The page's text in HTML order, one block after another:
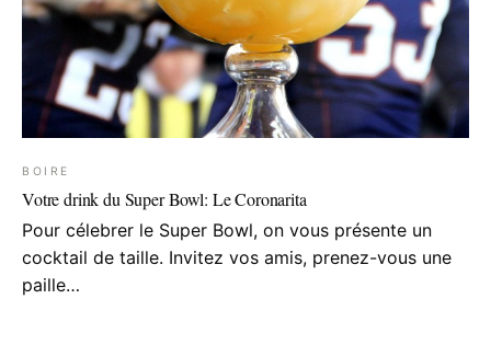
BOIRE
Votre drink du Super Bowl: Le Coronarita
Pour célebrer le Super Bowl, on vous présente un
cocktail de taille. Invitez vos amis, prenez-vous une
paille…